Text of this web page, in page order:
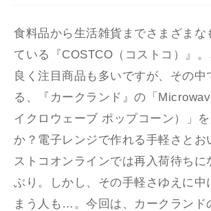
食料品から生活雑貨までさまざまな
ている『COSTCO（コストコ）』
良く注目商品も多いですが、その中
る、『カークランド』の「
イクロウェーブ ポップコーン）」
か？電子レンジで作れる手軽さとお
ストコオンラインでは再入荷待ちに
ぶり。しかし、その手軽さゆえに中
まう人も…。今回は、カークランド